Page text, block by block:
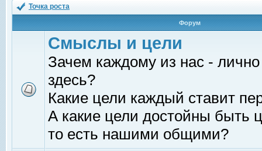
Точка роста
Форум
Смыслы и цели
Зачем каждому из нас -
здесь?
Какие цели каждый ставит
А какие цели достойны быть
то есть нашими общими?